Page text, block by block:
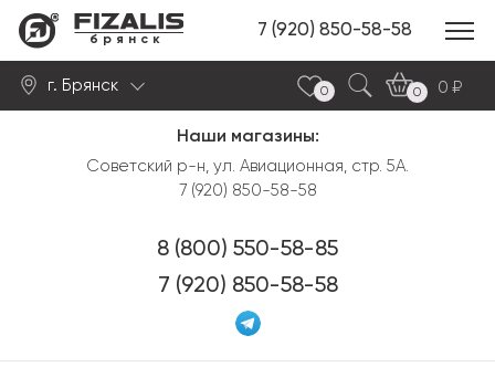
брянск 7 (920) 850-58-58
г. Брянск 0 0
0
Наши магазины:
Советский р-н, ул. Авиационная, стр. 5А.
7 (920) 850-58-58
8 (800) 550-58-85
7 (920) 850-58-58